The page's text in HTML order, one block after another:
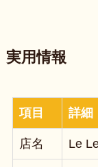
実用情報
項目 詳細
店名 Le